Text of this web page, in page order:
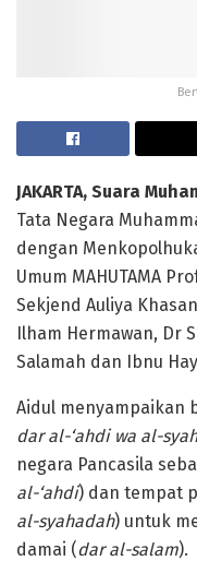
JAKARTA, Suara
Tata Negara
dengan
Umum MAHUTAMA
Sekjend Auliya
Ilham Hermawan, Dr
Salamah dan Ibnu
Aidul menyampaikan
dar al-‘ahdi wa al-
negara Pancasila
al-‘ahdi) dan tempat
al-syahadah) untuk
damai (dar al-salam).